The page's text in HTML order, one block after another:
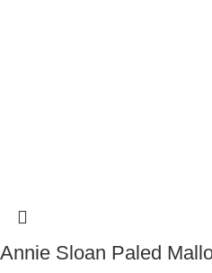
Annie Sloan Paled